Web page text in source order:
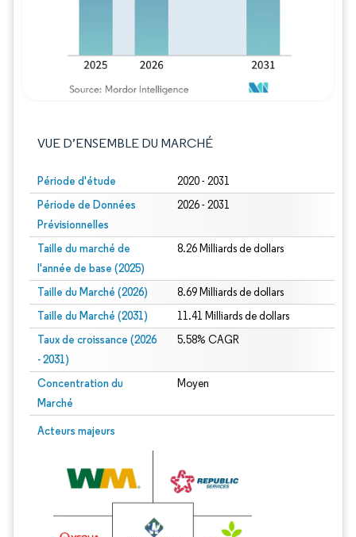
VUE D’ENSEMBLE DU MARCHÉ
Période d'étude 2020 - 2031
Période de Données
Prévisionnelles
2026 - 2031
Taille du marché de
l'année de base (2025)
8.26 Milliards de dollars
Taille du Marché (2026) 8.69 Milliards de dollars
Taille du Marché (2031) 11.41 Milliards de dollars
Taux de croissance (2026
- 2031)
5.58% CAGR
Concentration du
Marché
Moyen
Acteurs majeurs
Image © Mordor Intelligence. La réutilisation nécessite une attribution sous CC